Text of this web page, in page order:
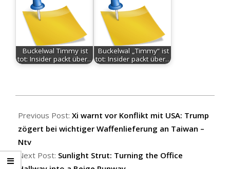
Buckelwal Timmy ist
tot: Insider packt über…
Buckelwal „Timmy“ ist
tot: Insider packt über…
05-
16
Previous Post: Xi warnt vor Konflikt mit USA: Trump
zögert bei wichtiger Waffenlieferung an Taiwan –
Ntv
Next Post: Sunlight Strut: Turning the Office